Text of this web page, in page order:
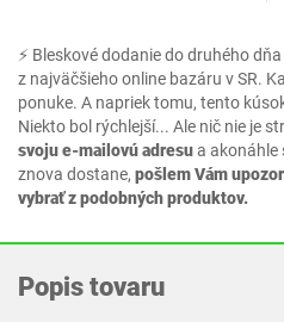
⚡ Bleskové dodanie do druhého
z najväčšieho online bazáru v SR.
ponuke. A napriek tomu, tento
Niekto bol rýchlejší... Ale nič nie je
svoju e-mailovú adresua akonáhle
znova dostane, pošlem Vám
vybrať z podobných produktov.
Popis tovaru